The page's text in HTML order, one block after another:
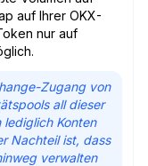
auf Ihrer OKX-
nur auf
Zugang von
all dieser
Konten
Nachteil ist, dass
verwalten